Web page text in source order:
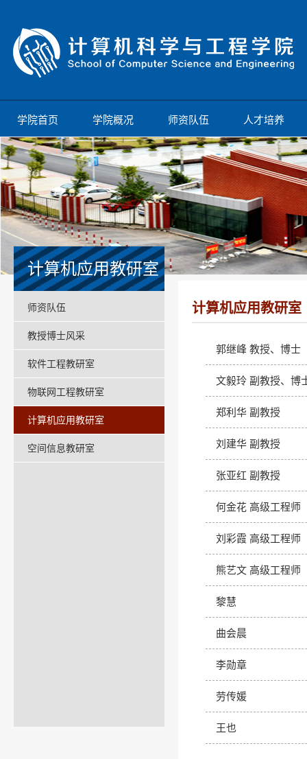
学院首页 学院概况 师资队伍 人才培养
计算机应用教研室
师资队伍
教授博士风采
软件工程教研室
物联网工程教研室
计算机应用教研室
空间信息教研室
计算机应用教研室
郭继峰 教授、博士
文毅玲 副教授、博
郑利华 副教授
刘建华 副教授
张亚红 副教授
何金花 高级工程师
刘彩霞 高级工程师
熊艺文 高级工程师
黎慧
曲会晨
李勋章
劳传媛
王也